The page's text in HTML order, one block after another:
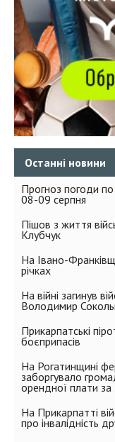
Останні новини
Прогноз погоди по
08-09 серпня
Пішов з життя
Клубчук
На Івано-
річках
На війні загинув
Володимир
Прикарпатські
боєприпасів
На Рогатинщині
заборгувало
орендної плати
На Прикарпатті
про інвалідність